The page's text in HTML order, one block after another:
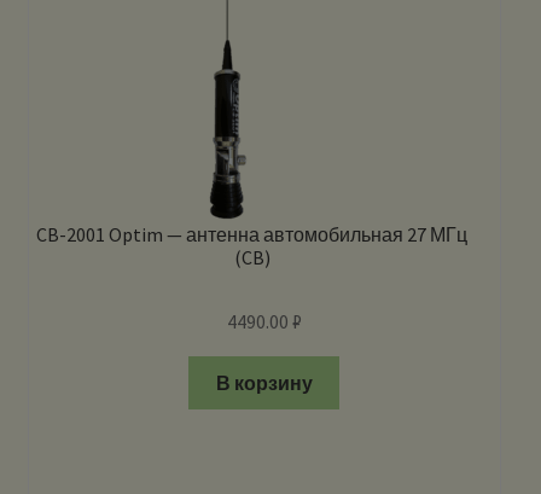
CB-2001 Optim — антенна автомобильная 27 МГц
(CB)
4490.00 ₽
В корзину